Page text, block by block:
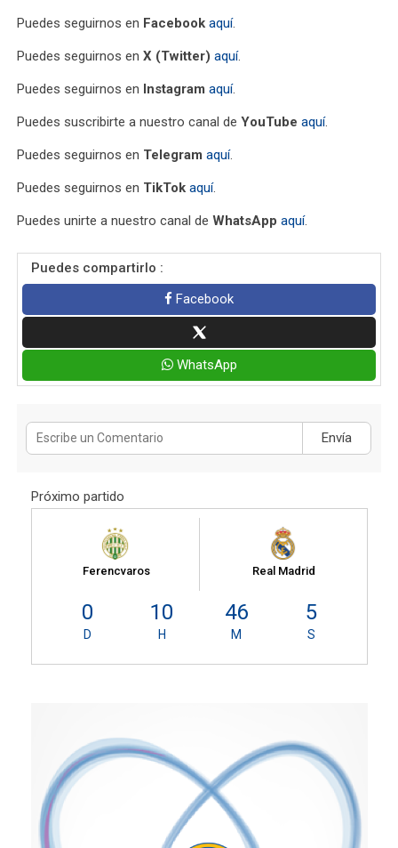
Puedes seguirnos en Facebook aquí.
Puedes seguirnos enX (Twitter) aquí.
Puedes seguirnos en Instagram aquí.
Puedes suscribirte a nuestro canal deYouTube aquí.
Puedes seguirnos en Telegram aquí.
Puedes seguirnos en TikTok aquí.
Puedes unirte a nuestro canal deWhatsApp aquí.
Puedes compartirlo :
Facebook
WhatsApp
Envía
Próximo partido
Ferencvaros Real Madrid
0
D
10
H
46
M
5
S